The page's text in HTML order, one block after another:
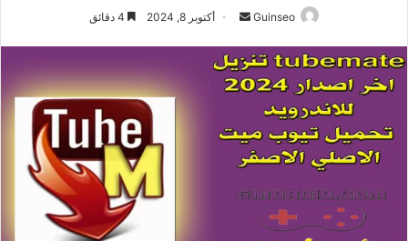
Guinseo
أرسل
إلكترونيا
أكتوبر 8, 2024